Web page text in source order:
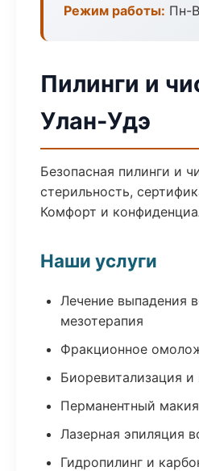
Режим работы: Пн-
Пилинги и
Улан-Удэ
Безопасная пилинги и
стерильность,
Комфорт и
Наши услуги
Лечение выпадения
мезотерапия
Фракционное
Биоревитализация и
Перманентный
Лазерная эпиляция
Гидропилинг и